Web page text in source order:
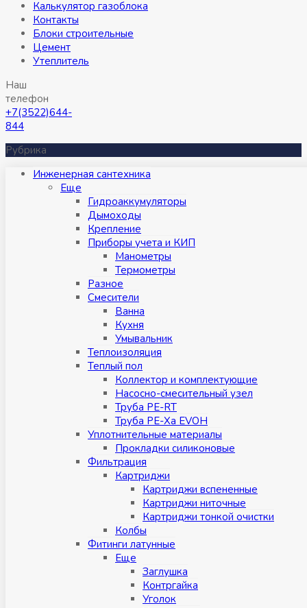
Калькулятор газоблока
Контакты
Блоки строительные
Цемент
Утеплитель
Наш
телефон
+7(3522)644-
844
Рубрика
Инженерная сантехника
Eще
Гидроаккумуляторы
Дымоходы
Крепление
Приборы учета и КИП
Манометры
Термометры
Разное
Смесители
Ванна
Кухня
Умывальник
Теплоизоляция
Теплый пол
Коллектор и комплектующие
Насосно-смесительный узел
Труба PE-RT
Труба PE-Xa EVOH
Уплотнительные материалы
Прокладки силиконовые
Фильтрация
Картриджи
Картриджи вспененные
Картриджи ниточные
Картриджи тонкой очистки
Колбы
Фитинги латунные
Eщe
Заглушка
Контргайка
Уголок